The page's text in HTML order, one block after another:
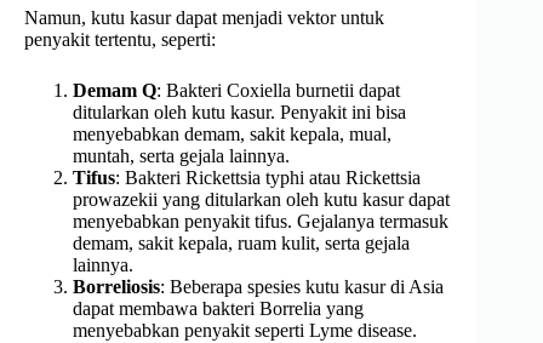
Namun, kutu kasur dapat menjadi vektor untuk
penyakit tertentu, seperti:
Demam Q: Bakteri Coxiella burnetii dapat
ditularkan oleh kutu kasur. Penyakit ini bisa
menyebabkan demam, sakit kepala, mual,
muntah, serta gejala lainnya.
Tifus: Bakteri Rickettsia typhi atau Rickettsia
prowazekii yang ditularkan oleh kutu kasur dapat
menyebabkan penyakit tifus. Gejalanya termasuk
demam, sakit kepala, ruam kulit, serta gejala
lainnya.
Borreliosis: Beberapa spesies kutu kasur di Asia
dapat membawa bakteri Borrelia yang
menyebabkan penyakit seperti Lyme disease.